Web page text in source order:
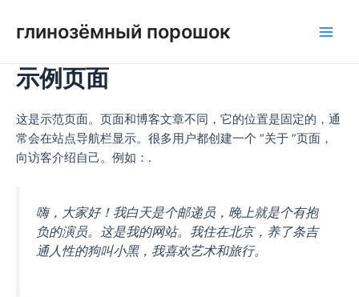
глинозёмный порошок
示例页面
这是示范页面。页面和博客文章不同，它的位置是固定的，通
常会在站点导航栏显示。很多用户都创建一个 “关于 ”页面，
向访客介绍自己。例如：.
嗨，大家好！我白天是个邮递员，晚上就是个有抱
负的演员。这是我的网站。我住在北京，养了条吉
通人性的狗叫小黑，我喜欢艺术和旅行。